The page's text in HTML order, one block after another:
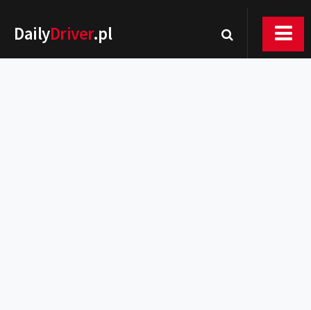
DailyDriver.pl